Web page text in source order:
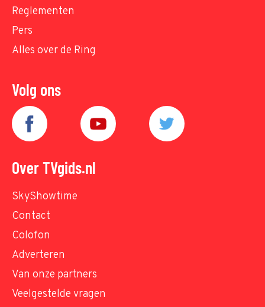
Reglementen
Pers
Alles over de Ring
Volg ons
Over TVgids.nl
SkyShowtime
Contact
Colofon
Adverteren
Van onze partners
Veelgestelde vragen